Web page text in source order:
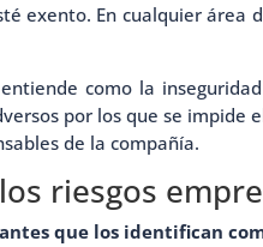
exento. En cualquier
como la
por los que se
de la compañía.
riesgos
que los identifican